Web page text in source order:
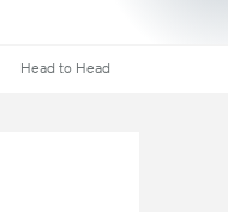
Head to Head